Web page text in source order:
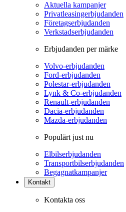
Aktuella kampanjer
Privatleasingerbjudanden
Företagserbjudanden
Verkstadserbjudanden
Erbjudanden per märke
Volvo-erbjudanden
Ford-erbjudanden
Polestar-erbjudanden
Lynk & Co-erbjudanden
Renault-erbjudanden
Dacia-erbjudanden
Mazda-erbjudanden
Populärt just nu
Elbilserbjudanden
Transportbilserbjudanden
Begagnatkampanjer
Kontakt
Kontakta oss